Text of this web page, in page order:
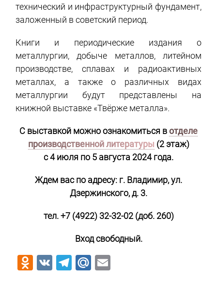
технический и инфраструктурный фундамент,
заложенный в советский период.
Книги и периодические издания о
металлургии, добыче металлов, литейном
производстве, сплавах и радиоактивных
металлах, а также о различных видах
металлургии будут представлены на
книжной выставке «Твёрже металла».
С выставкой можно ознакомиться вотделе
производственной литературы (2 этаж)
с 4 июля по 5 августа 2024 года.
Ждем вас по адресу: г. Владимир, ул.
Дзержинского, д. 3.
тел. +7 (4922) 32-32-02 (доб. 260)
Вход свободный.
Odnoklassniki
VK Telegram
Mail.Ru